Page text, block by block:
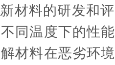
料的研发和评
同温度下的性
材料在恶劣环